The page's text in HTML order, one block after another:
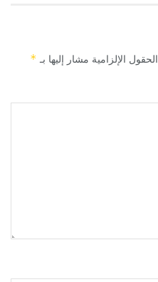
الحقول الإلزامية مشار إليها بـ *